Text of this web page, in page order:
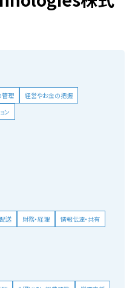
管理
経営やお金の把握
ン
配送 財務・経理
情報伝達・共有